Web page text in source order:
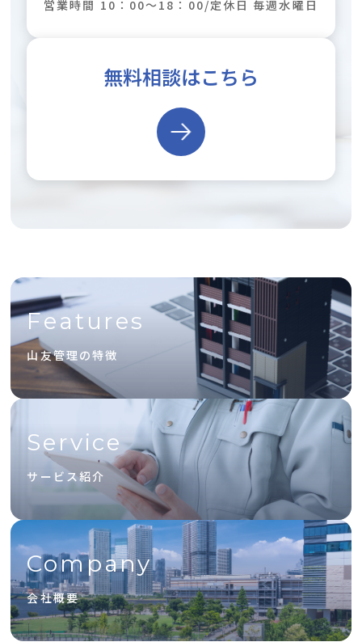
営業時間 10：00～18：00/定休日 毎週水曜日
無料相談はこちら
Features
山友管理の特徴
Service
サービス紹介
Company
会社概要